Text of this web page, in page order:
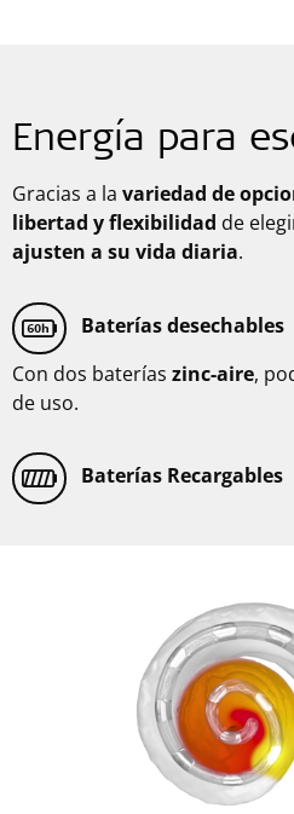
Energía para
Gracias a la variedad de
libertad y flexibilidad de
ajusten a su vida diaria.
Baterías desechables
Con dos baterías zinc-aire,
de uso.
Baterías Recargables